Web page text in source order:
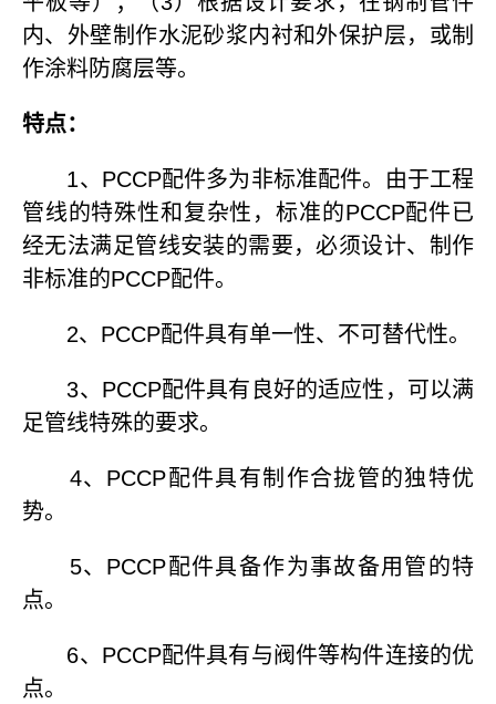
内、外壁制作水泥砂浆内衬和外保护层，或制
作涂料防腐层等。
特点：
1、PCCP配件多为非标准配件。由于工程
管线的特殊性和复杂性，标准的PCCP配件已
经无法满足管线安装的需要，必须设计、制作
非标准的PCCP配件。
2、PCCP配件具有单一性、不可替代性。
3、PCCP配件具有良好的适应性，可以满
足管线特殊的要求。
4、PCCP配件具有制作合拢管的独特优
势。
5、PCCP配件具备作为事故备用管的特
点。
6、PCCP配件具有与阀件等构件连接的优
点。